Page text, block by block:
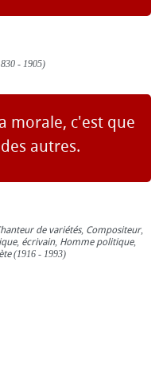
- 1905)
morale, c'est que
autres.
de variétés, Compositeur,
, écrivain, Homme politique,
(1916 - 1993)